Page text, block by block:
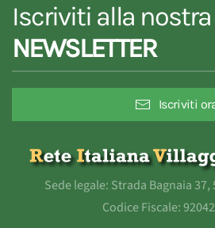
Iscriviti alla nostra
NEWSLETTER
Iscriviti
Sede legale: Strada Bagnaia 37,
Codice Fiscale: